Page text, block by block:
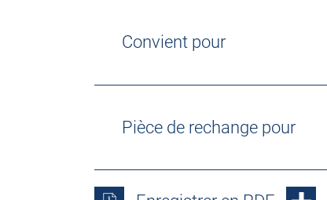
Convient pour
Pièce de rechange pour